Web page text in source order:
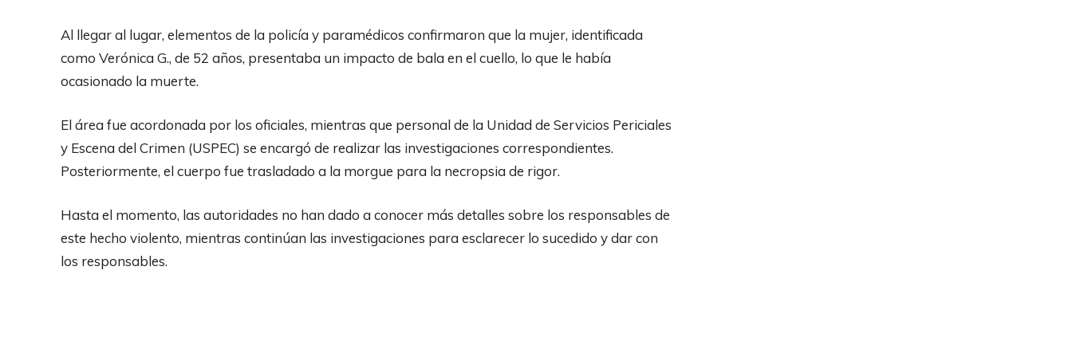
Al llegar al lugar, elementos de la policía y paramédicos confirmaron que la mujer, identificada
como Verónica G., de 52 años, presentaba un impacto de bala en el cuello, lo que le había
ocasionado la muerte.
El área fue acordonada por los oficiales, mientras que personal de la Unidad de Servicios Periciales
y Escena del Crimen (USPEC) se encargó de realizar las investigaciones correspondientes.
Posteriormente, el cuerpo fue trasladado a la morgue para la necropsia de rigor.
Hasta el momento, las autoridades no han dado a conocer más detalles sobre los responsables de
este hecho violento, mientras continúan las investigaciones para esclarecer lo sucedido y dar con
los responsables.